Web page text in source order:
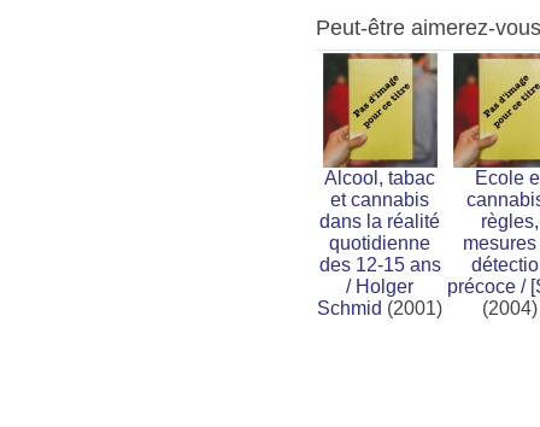
Peut-être aimerez-vous
Alcool, tabac
et cannabis
dans la réalité
quotidienne
des 12-15 ans
/ Holger
Schmid (2001)
Ecole
règles,
mesures
précoce/
(2004)